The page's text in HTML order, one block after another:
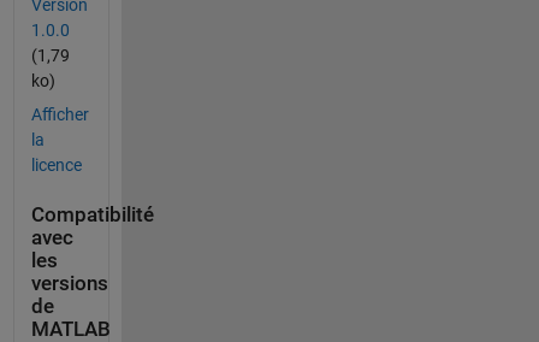
Version
1.0.0
(1,79
ko)
Afficher
la
licence
Compatibilité
avec
les
versions
de
MATLAB